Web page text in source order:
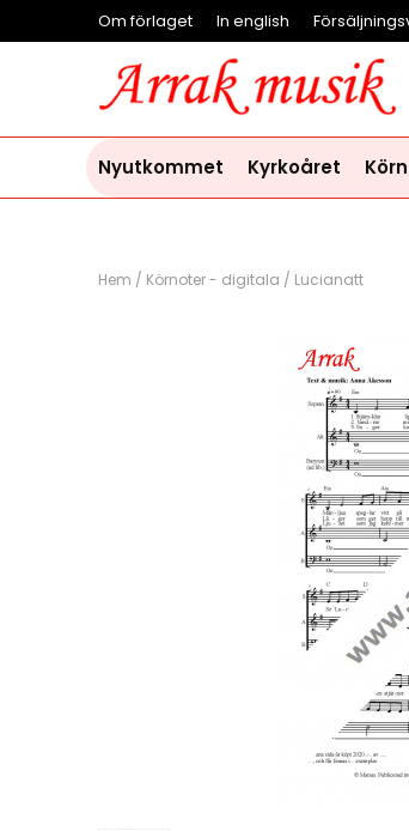
Om förlaget In english
Nyutkommet Kyrkoåret
Hem / Körnoter - digitala / Lucianatt